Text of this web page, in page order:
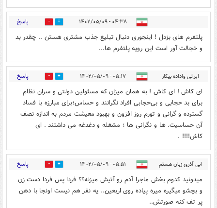
۰۴:۳۸ - ۱۴۰۲/۰۵/۰۹ 0 پاسخ
پلتفرم های بزدل ‍! اینجوری دنبال تبلیغ جذب مشتری هستن ‌‌‌‌‌.. چقدر بد
و خجالت آور است این رویه پلتفرم ها...
ایرانی واداده بیکار ۰۵:۱۷ - ۱۴۰۲/۰۵/۰۹ 1 پاسخ
ای کاش ! ای کاش ! به همان میزان که مسئولین دولتی و سران نظام
برای بد حجابی و بی‌حجابی افراد نگرانند و حساس؛برای مبارزه با فساد
گسترده و گرانی و تورم روز افزون و بهبود معیشت مردم به اندازه نصف
آن حساسیت. ها و نگرانی ها ؛ مشغله و دغدغه می داشتند . ای
کاش!!!! .
ابی آذری زبان هستم ۰۵:۵۱ - ۱۴۰۲/۰۵/۰۹ 0 پاسخ
میدونید کدوم بخش ماجرا آدم رو آتیش میزنه؟؟ فردا پس فردا دست زن
و بچشو میگیره میره پیاده روی اربعین.. یه نفر هم نیست اونجا با دهن
پر تف کنه صورتش..